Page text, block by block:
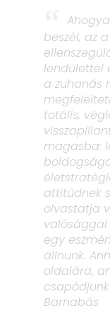
“beszél, az
lendülettel
a zuhanás
totális,
magasba:
attitűdnek
olvastatja
egy
állnunk.
oldalára,
Barnabás